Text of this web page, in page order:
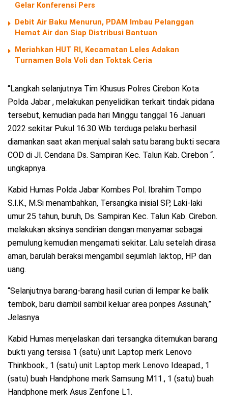
Gelar Konferensi Pers
Debit Air Baku Menurun, PDAM Imbau Pelanggan
Hemat Air dan Siap Distribusi Bantuan
Meriahkan HUT RI, Kecamatan Leles Adakan
Turnamen Bola Voli dan Toktak Ceria
“Langkah selanjutnya Tim Khusus Polres Cirebon Kota
Polda Jabar , melakukan penyelidikan terkait tindak pidana
tersebut, kemudian pada hari Minggu tanggal 16 Januari
2022 sekitar Pukul 16.30 Wib terduga pelaku berhasil
diamankan saat akan menjual salah satu barang bukti secara
COD di Jl. Cendana Ds. Sampiran Kec. Talun Kab. Cirebon “.
ungkapnya.
Kabid Humas Polda Jabar Kombes Pol. Ibrahim Tompo
S.I.K., M.Si menambahkan, Tersangka inisial SP, Laki-laki
umur 25 tahun, buruh, Ds. Sampiran Kec. Talun Kab. Cirebon.
melakukan aksinya sendirian dengan menyamar sebagai
pemulung kemudian mengamati sekitar. Lalu setelah dirasa
aman, barulah beraksi mengambil sejumlah laktop, HP dan
uang.
“Selanjutnya barang-barang hasil curian di lempar ke balik
tembok, baru diambil sambil keluar area ponpes Assunah,”
Jelasnya
Kabid Humas menjelaskan dari tersangka ditemukan barang
bukti yang tersisa 1 (satu) unit Laptop merk Lenovo
Thinkbook., 1 (satu) unit Laptop merk Lenovo Ideapad., 1
(satu) buah Handphone merk Samsung M11., 1 (satu) buah
Handphone merk Asus Zenfone L1.